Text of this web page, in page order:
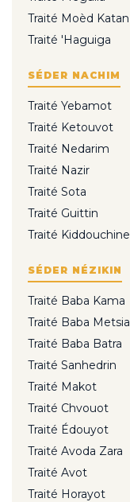
Traité Moèd Katan
Traité 'Haguiga
SÉDER NACHIM
Traité Yebamot
Traité Ketouvot
Traité Nedarim
Traité Nazir
Traité Sota
Traité Guittin
Traité Kiddouchine
SÉDER NÉZIKIN
Traité Baba Kama
Traité Baba Metsia
Traité Baba Batra
Traité Sanhedrin
Traité Makot
Traité Chvouot
Traité Édouyot
Traité Avoda Zara
Traité Avot
Traité Horayot